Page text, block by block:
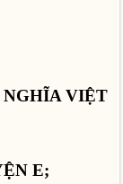
NGHĨA VIỆT
E;